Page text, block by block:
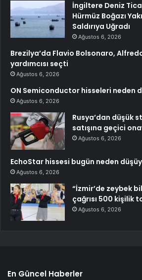
İngiltere Deniz
Hürmüz Boğazı
Saldırıya Uğradı
Ağustos 6, 2026
Brezilya’da Flavio Bolsonaro,
yardımcısı seçti
Ağustos 6, 2026
ON Semiconductor hisseleri neden
Ağustos 6, 2026
Rusya’dan düşük
satışına geçici
Ağustos 6, 2026
EchoStar hissesi bugün neden
Ağustos 6, 2026
“İzmir’de zeybek
çağrısı 500 kişilik
Ağustos 6, 2026
En Güncel Haberler